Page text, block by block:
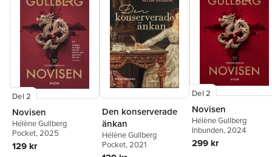
Del 2
Novisen
Hélène Gullberg
Pocket, 2025
129 kr
Den konserverade
änkan
Hélène Gullberg
Pocket, 2021
Del 2
Novisen
Hélène Gullberg
Inbunden, 2024
299 kr